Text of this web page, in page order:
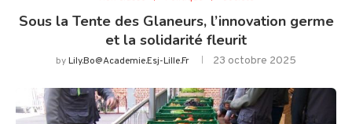
Sous la Tente des Glaneurs, l’innovation germe
et la solidarité fleurit
byLily.bo@academie.esj-Lille.fr 23 octobre 2025